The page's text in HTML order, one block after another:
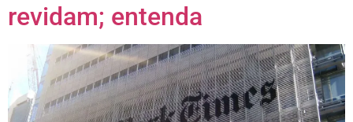
revidam; entenda